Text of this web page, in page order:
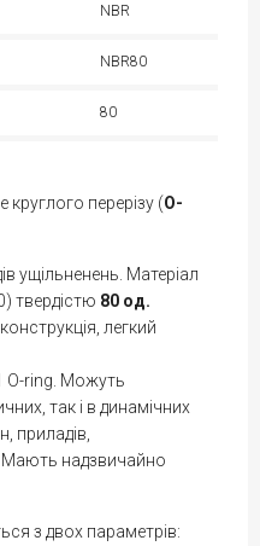
NBR
NBR80
80
круглого перерізу (O-
ущільненень. Матеріал
твердістю 80 од.
легкий
O-ring. Можуть
так і в динамічних
приладів,
Мають надзвичайно
з двох параметрів: